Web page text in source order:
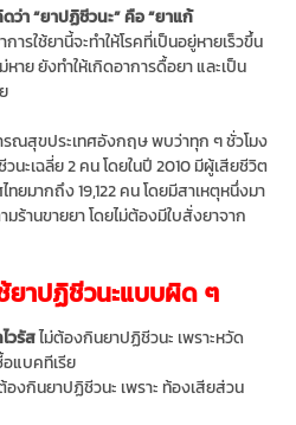
ว่า “ยาปฏิชีวนะ” คือ “ยาแก้
ารใช้ยานี้จะทำให้โรคที่เป็นอยู่หายเร็วขึ้น
หาย ยังทำให้เกิดอาการดื้อยา และเป็น
ณสุขประเทศอังกฤษ พบว่าทุก ๆ ชั่วโมง
นะเฉลี่ย 2 คน โดยในปี 2010 มีผู้เสียชีวิต
ทยมากถึง 19,122 คน โดยมีสาเหตุหนึ่งมา
ร้านขายยา โดยไม่ต้องมีใบสั่งยาจาก
ยาปฏิชีวนะแบบผิด ๆ
วรัสไม่ต้องกินยาปฏิชีวนะ เพราะหวัด
อแบคทีเรีย
องกินยาปฏิชีวนะ เพราะ ท้องเสียส่วน